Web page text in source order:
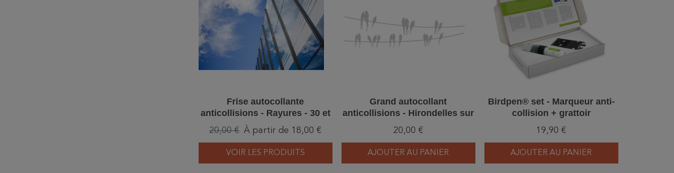
Frise autocollante
anticollisions - Rayures - 30 et
60 cm
20,00 € À partir de 18,00 €
VOIR LES PRODUITS
Grand autocollant
anticollisions - Hirondelles sur
un fil
20,00 €
AJOUTER AU PANIER
Birdpen® set - Marqueur anti-
collision + grattoir
19,90 €
AJOUTER AU PANIER